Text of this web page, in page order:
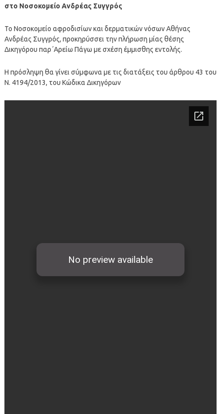
στο Νοσοκομείο Ανδρέας Συγγρός
Το Νοσοκομείο αφροδισίων και δερματικών νόσων Αθήνας
Ανδρέας Συγγρός, προκηρύσσει την πλήρωση μίας θέσης
Δικηγόρου παρ΄Αρείω Πάγω με σχέση έμμισθης εντολής.
Η πρόσληψη θα γίνει σύμφωνα με τις διατάξεις του άρθρου 43 του
Ν. 4194/2013, του Κώδικα Δικηγόρων